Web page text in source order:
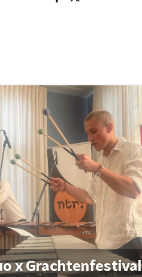
x Grachtenfestival